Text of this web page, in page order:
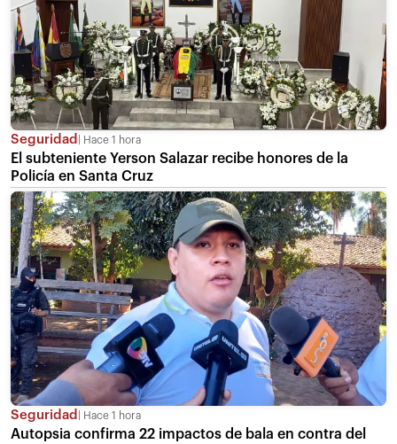
Seguridad Hace 1 hora
El subteniente Yerson Salazar recibe honores de la
Policía en Santa Cruz
Seguridad Hace 1 hora
Autopsia confirma 22 impactos de bala en contra del